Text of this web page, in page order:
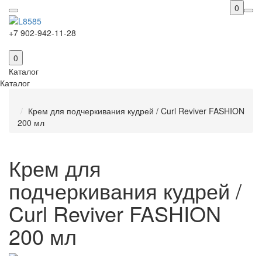
0
+7 902-942-11-28
0
Каталог
Каталог
Крем для подчеркивания кудрей / Curl Reviver FASHION
200 мл
Крем для
подчеркивания кудрей /
Curl Reviver FASHION
200 мл